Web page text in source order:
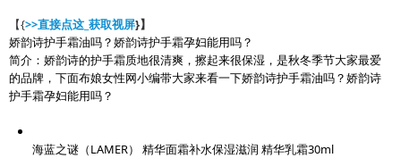
【{>>直接点这_获取视屏}】
娇韵诗护手霜油吗？娇韵诗护手霜孕妇能用吗？
简介：娇韵诗的护手霜质地很清爽，擦起来很保湿，是秋冬季节大家最爱
的品牌，下面布娘女性网小编带大家来看一下娇韵诗护手霜油吗？娇韵诗
护手霜孕妇能用吗？
海蓝之谜（LAMER） 精华面霜补水保湿滋润 精华乳霜30ml